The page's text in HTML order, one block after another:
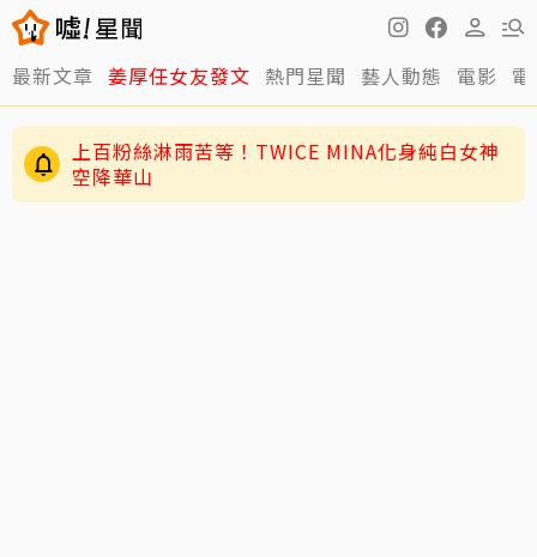
最新文章 姜厚任女友發文 熱門星聞 藝人動態 電影
上百粉絲淋雨苦等！TWICE MINA化身純白女神
空降華山